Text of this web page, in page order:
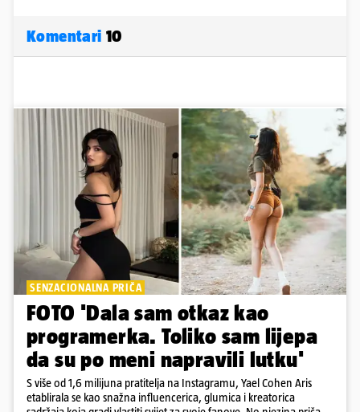
Komentari 10
SENZACIONALNA PRIČA
FOTO 'Dala sam otkaz kao
programerka. Toliko sam lijepa
da su po meni napravili lutku'
S više od 1,6 milijuna pratitelja na Instagramu, Yael Cohen Aris
etablirala se kao snažna influencerica, glumica i kreatorica